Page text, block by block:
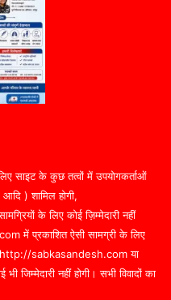
साइट के कुछ तत्वों में उपयोगकर्ताओं
आदि ) शामिल होगी,
के लिए कोई ज़िम्मेदारी नहीं
में प्रकाशित ऐसी सामग्री के लिए
http://sabkasandesh.com या
नहीं होगी। सभी विवादों का